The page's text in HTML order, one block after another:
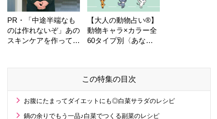
PR・「中途半端なも
のは作れないぞ」あの
スキンケアを作ってい
【大人の動物占い®】
動物キャラ×カラー全
60タイプ別〈あなた
この特集の目次
お腹にたまってダイエットにも◎白菜サラダのレシピ
鍋の余りでもう一品♪白菜でつくる副菜のレシピ